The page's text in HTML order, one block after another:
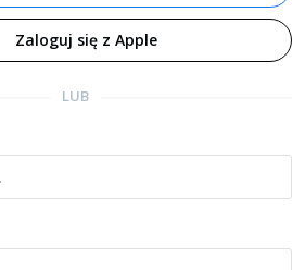
Zaloguj się z Apple
LUB